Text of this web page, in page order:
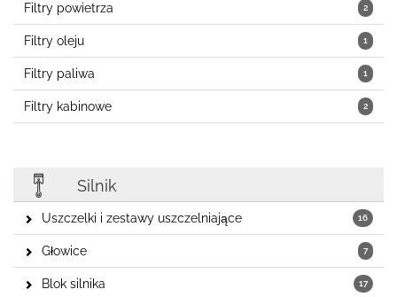
2
Filtry powietrza
1
Filtry oleju
1
Filtry paliwa
2
Filtry kabinowe
Silnik
16
Uszczelki i zestawy uszczelniające
7
Głowice
17
Blok silnika